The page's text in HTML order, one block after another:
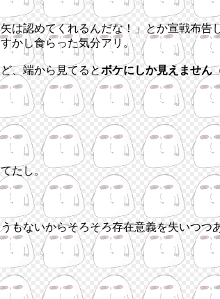
認めてくれるんだな！」とか宣戦布告
かし食らった気分アリ。
、端から見てるとボケにしか見えません
たし。
ないからそろそろ存在意義を失いつつ